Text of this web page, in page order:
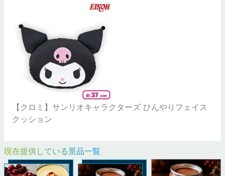
【クロミ】サンリオキャラクターズ ひんやりフェイス
クッション
現在提供している景品一覧